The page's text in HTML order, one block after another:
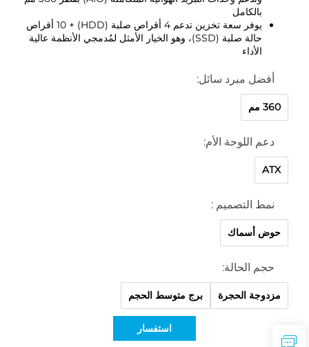
بالكامل
يوفر سعة تخزين تدعم 4 أقراص صلبة (HDD) + 10 أقراص
حالة صلبة (SSD)، وهو الخيار الأمثل لمُدمجي الأنظمة عالية
الأداء
أفضل مبرد سائل:
360 مم
دعم اللوحة الأم:
ATX
نمط التصميم :
حوض أسماك
حجم الحالة:
مزدوجة الحجرة برج متوسط الحجم
استفسار